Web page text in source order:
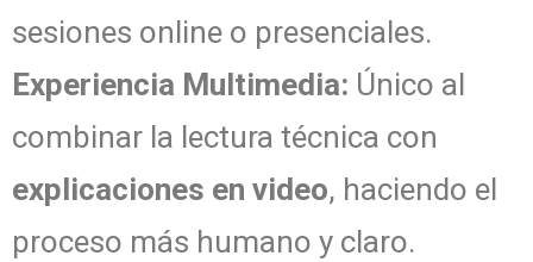
sesiones online o presenciales.
Experiencia Multimedia: Único al
combinar la lectura técnica con
explicaciones en video, haciendo el
proceso más humano y claro.